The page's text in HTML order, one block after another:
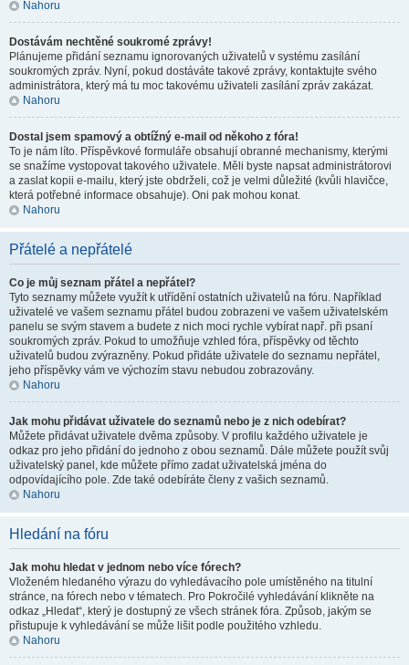
Nahoru
Dostávám nechtěné soukromé zprávy!
Plánujeme přidání seznamu ignorovaných uživatelů v systému zasílání
soukromých zpráv. Nyní, pokud dostáváte takové zprávy, kontaktujte svého
administrátora, který má tu moc takovému uživateli zasílání zpráv zakázat.
Nahoru
Dostal jsem spamový a obtížný e-mail od někoho z fóra!
To je nám líto. Příspěvkové formuláře obsahují obranné mechanismy, kterými
se snažíme vystopovat takového uživatele. Měli byste napsat administrátorovi
a zaslat kopii e-mailu, který jste obdrželi, což je velmi důležité (kvůli hlavičce,
která potřebné informace obsahuje). Oni pak mohou konat.
Nahoru
Přátelé a nepřátelé
Co je můj seznam přátel a nepřátel?
Tyto seznamy můžete využít k utřídění ostatních uživatelů na fóru. Například
uživatelé ve vašem seznamu přátel budou zobrazeni ve vašem uživatelském
panelu se svým stavem a budete z nich moci rychle vybírat např. při psaní
soukromých zpráv. Pokud to umožňuje vzhled fóra, příspěvky od těchto
uživatelů budou zvýrazněny. Pokud přidáte uživatele do seznamu nepřátel,
jeho příspěvky vám ve výchozím stavu nebudou zobrazovány.
Nahoru
Jak mohu přidávat uživatele do seznamů nebo je z nich odebírat?
Můžete přidávat uživatele dvěma způsoby. V profilu každého uživatele je
odkaz pro jeho přidání do jednoho z obou seznamů. Dále můžete použít svůj
uživatelský panel, kde můžete přímo zadat uživatelská jména do
odpovídajícího pole. Zde také odebíráte členy z vašich seznamů.
Nahoru
Hledání na fóru
Jak mohu hledat v jednom nebo více fórech?
Vloženém hledaného výrazu do vyhledávacího pole umístěného na titulní
stránce, na fórech nebo v tématech. Pro Pokročilé vyhledávání klikněte na
odkaz „Hledat“, který je dostupný ze všech stránek fóra. Způsob, jakým se
přistupuje k vyhledávání se může lišit podle použitého vzhledu.
Nahoru